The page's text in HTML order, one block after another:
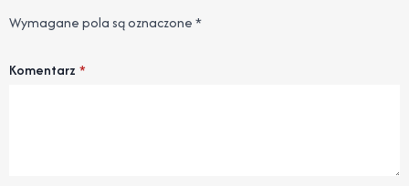
Wymagane pola są oznaczone*
Komentarz *